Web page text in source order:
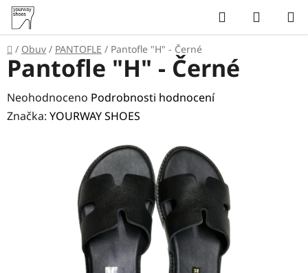
Přejít
obsah
Hledat
KOŠÍK
Domů
/ Obuv / PANTOFLE / Pantofle "H" - Černé
Pantofle "H" - Černé
Průměrné
hodnocení
Neohodnoceno Podrobnosti hodnocení
Značka: YOURWAY SHOES